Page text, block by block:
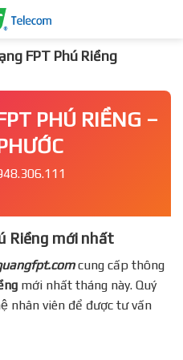
FPT Phú Riềng
PHÚ RIỀNG –
Riềng mới nhất
cung cấp thông
mới nhất tháng này. Quý
nhân viên để được tư vấn